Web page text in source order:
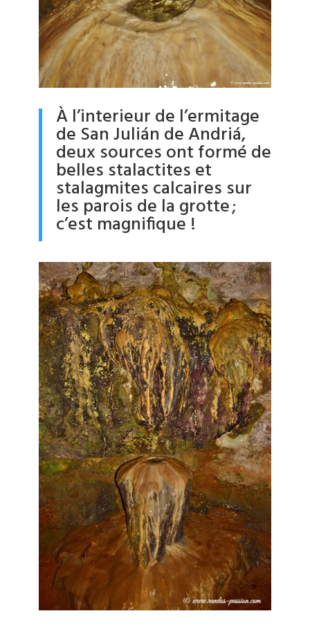
À l’interieur de l’ermitage
de San Julián de Andriá,
deux sources ont formé de
belles stalactites et
stalagmites calcaires sur
les parois de la grotte ;
c’est magnifique !